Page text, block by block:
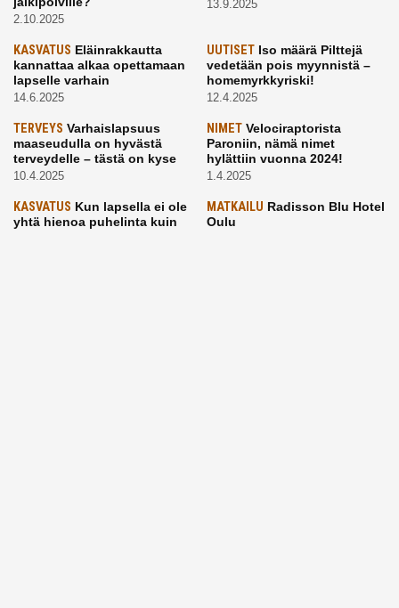
2.10.2025
13.9.2025
KASVATUS Eläinrakkautta
kannattaa alkaa opettamaan
lapselle varhain
14.6.2025
UUTISETIso määrä Pilttejä
vedetään pois myynnistä –
homemyrkkyriski!
12.4.2025
TERVEYS Varhaislapsuus
maaseudulla on hyvästä
terveydelle – tästä on kyse
10.4.2025
NIMETVelociraptorista
Paroniin, nämä nimet
hylättiin vuonna 2024!
1.4.2025
KASVATUS Kun lapsella ei ole
yhtä hienoa puhelinta kuin
MATKAILU Radisson Blu Hotel
Oulu